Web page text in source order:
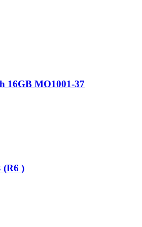
16GB MO1001-37
(R6 )